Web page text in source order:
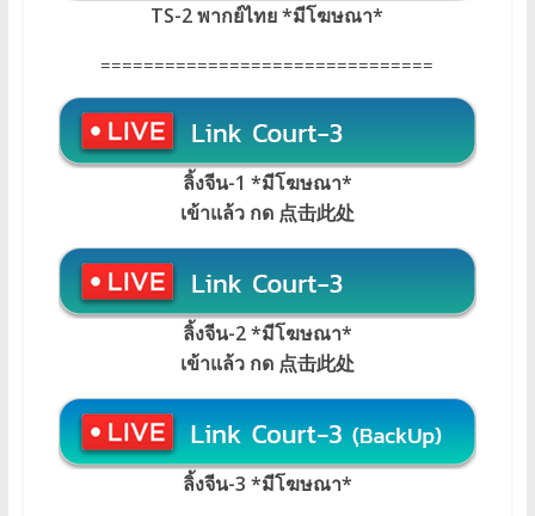
TS-2 พากย์ไทย*มีโฆษณา*
===============================
ลิ้งจีน-1 *มีโฆษณา*
เข้าแล้ว กด 点击此处
ลิ้งจีน-2 *มีโฆษณา*
เข้าแล้ว กด 点击此处
ลิ้งจีน-3 *มีโฆษณา*